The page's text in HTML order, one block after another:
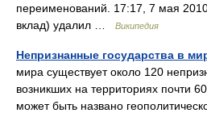
переименований. 17:17, 7 мая
вклад) удалил …
Википедия
Непризнанные государства в
мира существует около 120
возникших на территориях почти
может быть названо